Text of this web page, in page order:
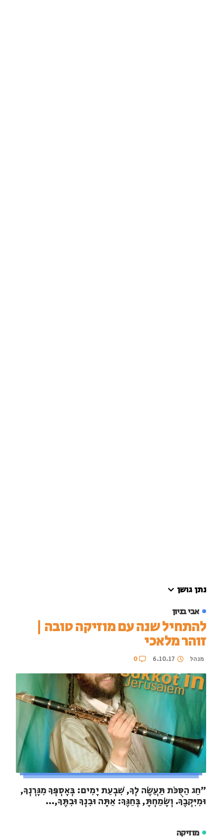
נתן גושן
אבי בניון
להתחיל שנה עם מוזיקה טובה |
זוהר מלאכי
מנהל 6.10.17
0
"חַג הַסֻּכֹּת תַּעֲשֶׂה לְךָ, שִׁבְעַת יָמִים: בְּאָסְפְּךָ מִגָּרְנְךָ,
וּמִיִּקְבֶךָ. וְשָׂמַחְתָּ, בְּחַגֶּךָ: אַתָּה וּבִנְךָ וּבִתֶּךָ,...
מוזיקה